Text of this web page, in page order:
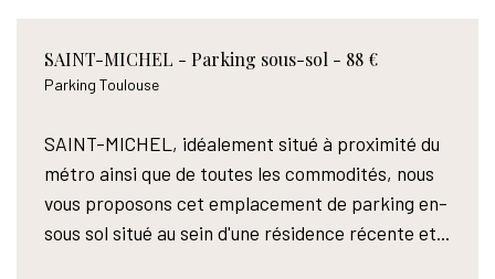
SAINT-MICHEL - Parking sous-sol - 88 €
Parking Toulouse
SAINT-MICHEL, idéalement situé à proximité du
métro ainsi que de toutes les commodités, nous
vous proposons cet emplacement de parking en-
sous sol situé au sein d'une résidence récente et...